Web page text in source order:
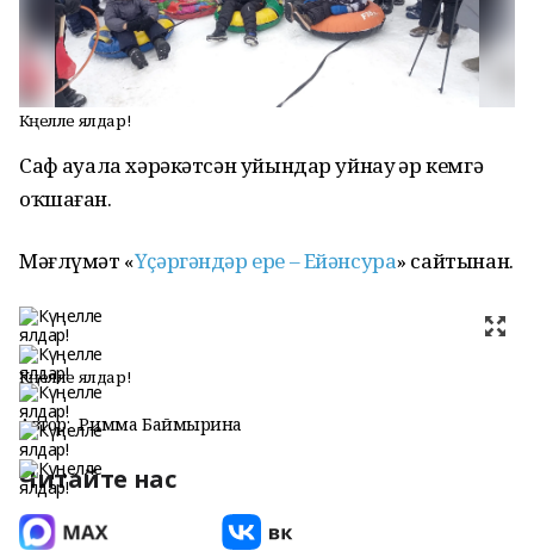
Күңелле ялдар!
Саф һауала хәрәкәтсән уйындар уйнау һәр кемгә
оҡшаған.
Мәғлүмәт «Үҫәргәндәр ере – Ейәнсура» сайтынан.
Күңелле ялдар!
Автор: Римма Баймырҙина
Читайте нас